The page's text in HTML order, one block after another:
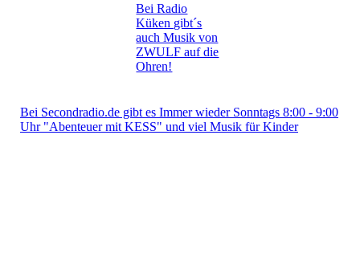
Bei Radio
Küken gibt´s
auch Musik von
ZWULF auf die
Ohren!
Bei Secondradio.de gibt es Immer wieder Sonntags 8:00 - 9:00
Uhr "Abenteuer mit KESS" und viel Musik für Kinder